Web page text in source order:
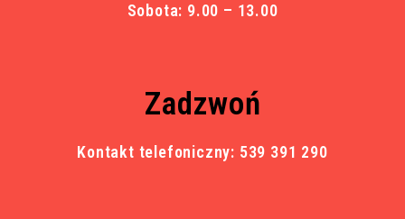
Sobota: 9.00 – 13.00
Zadzwoń
Kontakt telefoniczny: 539 391 290